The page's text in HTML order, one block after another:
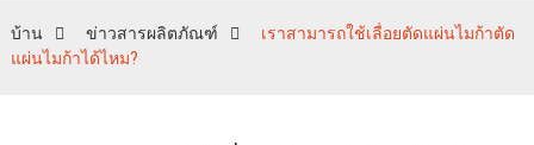
บ้าน ข่าวสารผลิตภัณฑ์
เราสามารถใช้เลื่อยตัดแผ่นไมก้าตัด
แผ่นไมก้าได้ไหม?